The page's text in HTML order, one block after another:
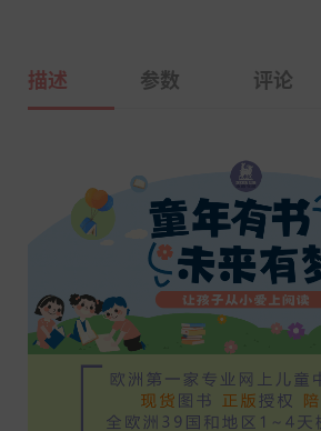
描述 参数 评论